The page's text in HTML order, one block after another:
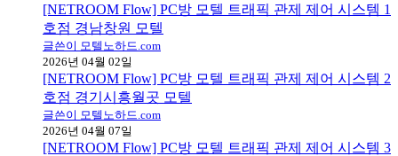
[NETROOM Flow] PC방 모텔 트래픽 관제 제어 시스템 1
호점 경남창원 모텔
글쓴이 모텔노하드.com
2026년 04월 02일
[NETROOM Flow] PC방 모텔 트래픽 관제 제어 시스템 2
호점 경기시흥월곳 모텔
글쓴이 모텔노하드.com
2026년 04월 07일
[NETROOM Flow] PC방 모텔 트래픽 관제 제어 시스템 3